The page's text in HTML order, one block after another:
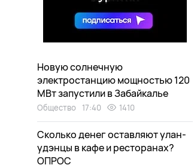
Новую солнечную
электростанцию мощностью 120
МВт запустили в Забайкалье
Общество 17:40 1410
Сколько денег оставляют улан-
удэнцы в кафе и ресторанах?
ОПРОС